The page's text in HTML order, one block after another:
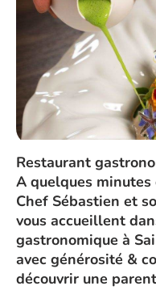
Restaurant
A quelques
Chef Sébastien et
vous accueillent
gastronomique à
avec générosité &
découvrir une